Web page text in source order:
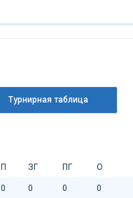
Турнирная таблица
П ЗГ ПГ О
0 0 0 0